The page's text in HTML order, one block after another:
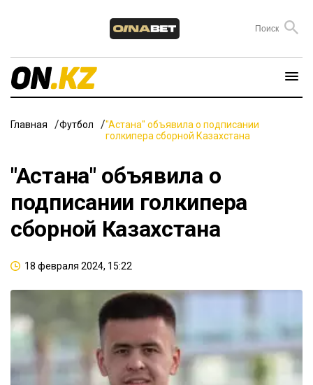
Главная Футбол
"Aстана" объявила о подписании
голкипера сборной Казахстана
"Aстана" объявила о
подписании голкипера
сборной Казахстана
18 февраля 2024, 15:22